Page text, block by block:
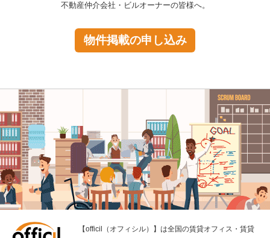
不動産仲介会社・ビルオーナーの皆様へ。
物件掲載の申し込み
【officil（オフィシル）】は全国の賃貸オフィス・賃貸